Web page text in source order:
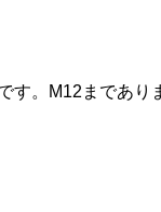
。M12まであり